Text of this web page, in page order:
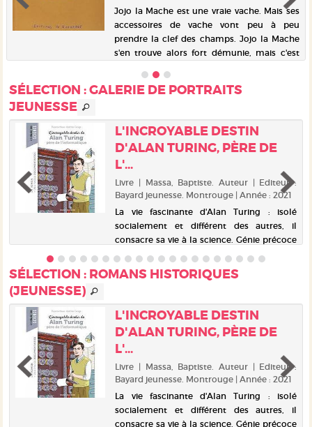
Jojo la Mache est une vraie vache. Mais ses
accessoires de vache vont peu à peu
prendre la clef des champs. Jojo la Mache
s'en trouve alors fort démunie, mais c'est
plancher des vaches vers ...
SÉLECTION : GALERIE DE PORTRAITS
JEUNESSE
L'INCROYABLE DESTIN
D'ALAN TURING, PÈRE DE
L'...
Livre | Massa, Baptiste. Auteur | Editeur :
Bayard jeunesse. Montrouge | Année : 2021
La vie fascinante d'Alan Turing : isolé
socialement et différent des autres, il
consacre sa vie à la science. Génie précoce
des mathématiques, héros de la 2nde
guerre mondiale, il est surtout considéré
comme le "père de l'informat...
SÉLECTION : ROMANS HISTORIQUES
(JEUNESSE)
L'INCROYABLE DESTIN
D'ALAN TURING, PÈRE DE
L'...
Livre | Massa, Baptiste. Auteur | Editeur :
Bayard jeunesse. Montrouge | Année : 2021
La vie fascinante d'Alan Turing : isolé
socialement et différent des autres, il
consacre sa vie à la science. Génie précoce